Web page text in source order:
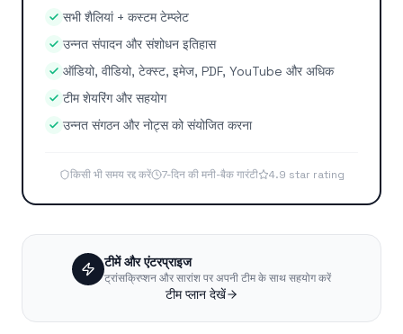
सभी शैलियां + कस्टम टेम्प्लेट
उन्नत संपादन और संशोधन इतिहास
ऑडियो, वीडियो, टेक्स्ट, इमेज, PDF, YouTube और अधिक
टीम शेयरिंग और सहयोग
उन्नत संगठन और नोट्स को संयोजित करना
किसी भी समय रद्द करें 7-दिन की मनी-बैक गारंटी 4.9 star rating
टीमें और एंटरप्राइज
ट्रांसक्रिप्शन और सारांश पर अपनी टीम के साथ सहयोग करें
टीम प्लान देखें